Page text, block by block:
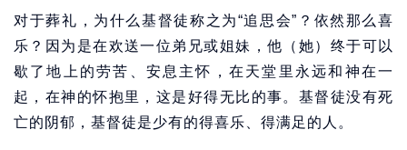
对于葬礼，为什么基督徒称之为“追思会”？依然那么喜
乐？因为是在欢送一位弟兄或姐妹，他（她）终于可以
歇了地上的劳苦、安息主怀，在天堂里永远和神在一
起，在神的怀抱里，这是好得无比的事。基督徒没有死
亡的阴郁，基督徒是少有的得喜乐、得满足的人。